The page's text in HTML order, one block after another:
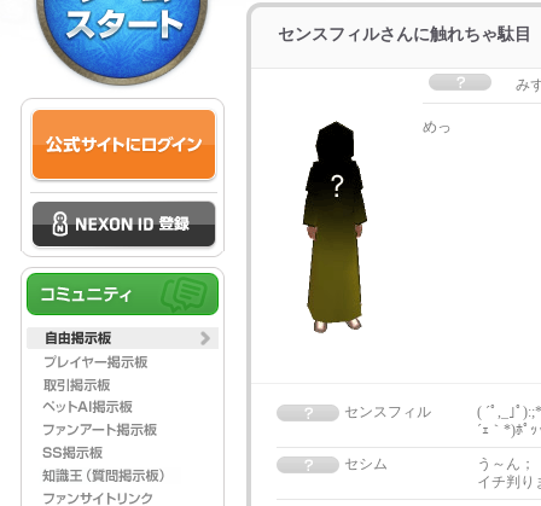
センスフィルさんに触れちゃ駄目
み
めっ
センスフィル
( ´ﾟ,_｣ﾟ
´ｪ｀*)ﾎﾟ
セシム
う～ん；
イチ判り